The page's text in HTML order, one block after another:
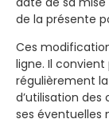
de la présente
Ces
ligne. Il
régulièrement
d’utilisation
ses éventuelles